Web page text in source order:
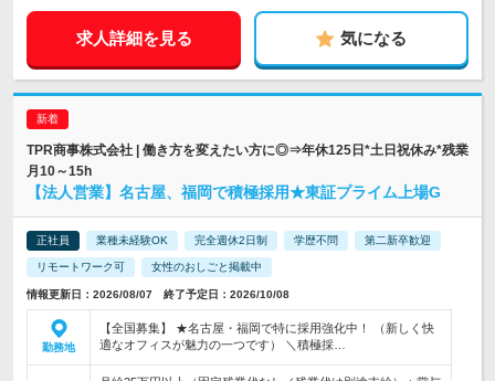
求人詳細を見る 気になる
TPR商事株式会社 | 働き方を変えたい方に◎⇒年休125日*土日祝休み*残業
月10～15h
【法人営業】名古屋、福岡で積極採用★東証プライム上場G
正社員 業種未経験OK 完全週休2日制 学歴不問 第二新卒歓迎
リモートワーク可 女性のおしごと掲載中
情報更新日：2026/08/07 終了予定日：2026/10/08
勤務地
【全国募集】 ★名古屋・福岡で特に採用強化中！ （新しく快
適なオフィスが魅力の一つです） ＼積極採…